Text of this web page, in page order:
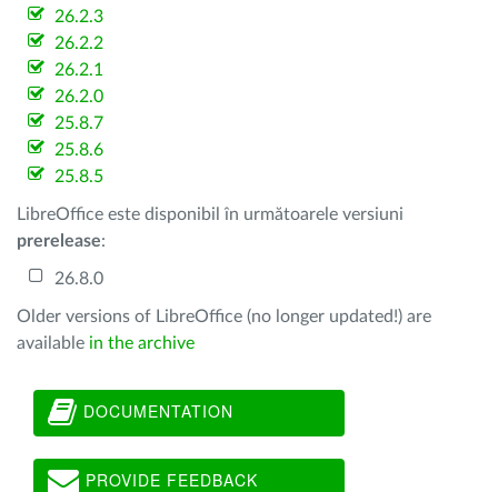
26.2.3
26.2.2
26.2.1
26.2.0
25.8.7
25.8.6
25.8.5
LibreOffice este disponibil în următoarele versiuni
prerelease:
26.8.0
Older versions of LibreOffice (no longer updated!) are
available in the archive
DOCUMENTATION
PROVIDE FEEDBACK